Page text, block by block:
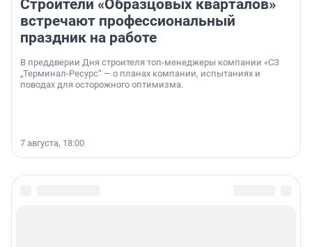
Строители «Образцовых кварталов»
встречают профессиональный
праздник на работе
В преддверии Дня строителя топ-менеджеры компании «СЗ
„Терминал-Ресурс“ — о планах компании, испытаниях и
поводах для осторожного оптимизма.
7 августа, 18:00